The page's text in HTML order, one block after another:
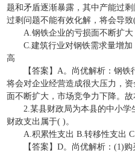
题和矛盾逐渐暴露，其中产能过
过剩问题不能有效化解，将会导致(
A.钢铁企业的亏损面不断扩
C.建筑行业对钢铁需求量增
高
【答案】A。尚优解析：钢
将会对企业经营造成很大压力，
面不断扩大，市场竞争力下降。故
2.某县财政局为本县的中小学
财政支出属于( )。
A.积累性支出 B.转移性支出
【答案】D。尚优解析：(1)